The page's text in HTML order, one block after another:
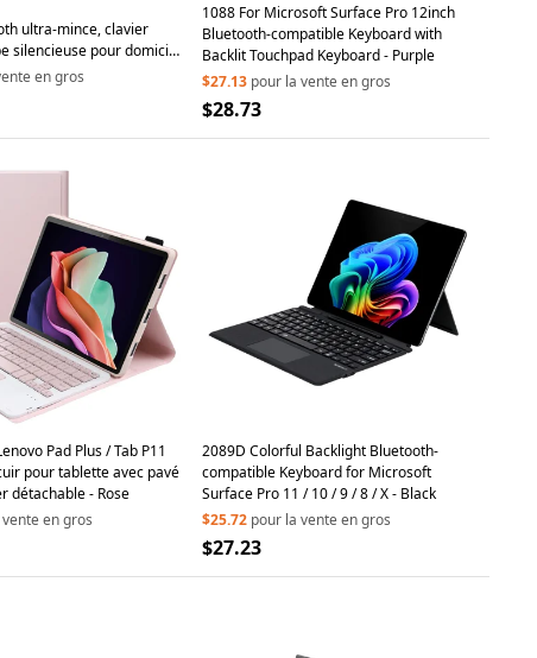
ultra-mince, clavier
silencieuse pour domicile
en gros
1088 For Microsoft Surface Pro 12inch
Bluetooth-compatible Keyboard with
Backlit Touchpad Keyboard - Purple
$27.13 pour la vente en gros
$28.73
Pad Plus / Tab P11
pour tablette avec pavé
détachable - Rose
en gros
2089D Colorful Backlight Bluetooth-
compatible Keyboard for Microsoft
Surface Pro 11 / 10 / 9 / 8 / X - Black
$25.72 pour la vente en gros
$27.23